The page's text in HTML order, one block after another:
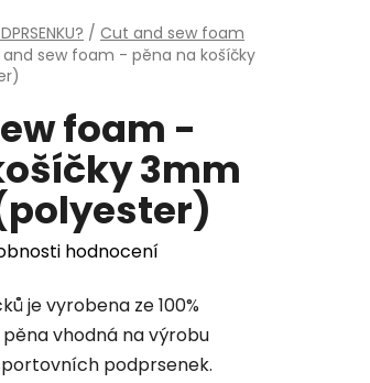
/ Cut and sew foam
sew foam - pěna na košíčky
foam -
3mm
hodnocení
je vyrobena ze 100%
vhodná na výrobu
podprsenek.